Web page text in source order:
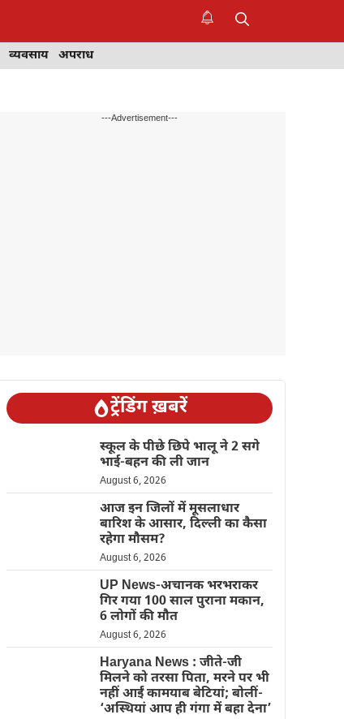
व्यवसाय अपराध
---Advertisement---
ट्रेंडिंग ख़बरें
स्कूल के पीछे छिपे भालू ने 2 सगे
भाई-बहन की ली जान
August 6, 2026
आज इन जिलों में मूसलाधार
बारिश के आसार, दिल्ली का कैसा
रहेगा मौसम?
August 6, 2026
UP News-अचानक भरभराकर
गिर गया 100 साल पुराना मकान,
6 लोगों की मौत
August 6, 2026
Haryana News : जीते-जी
मिलने को तरसा पिता, मरने पर भी
नहीं आईं कामयाब बेटियां; बोलीं-
‘अस्थियां आप ही गंगा में बहा देना’